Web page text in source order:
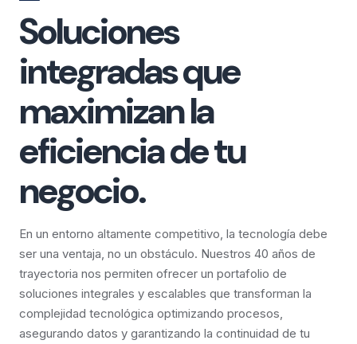
Soluciones
integradas que
maximizan la
eficiencia de tu
negocio.
En un entorno altamente competitivo, la tecnología debe
ser una ventaja, no un obstáculo. Nuestros 40 años de
trayectoria nos permiten ofrecer un portafolio de
soluciones integrales y escalables que transforman la
complejidad tecnológica optimizando procesos,
asegurando datos y garantizando la continuidad de tu